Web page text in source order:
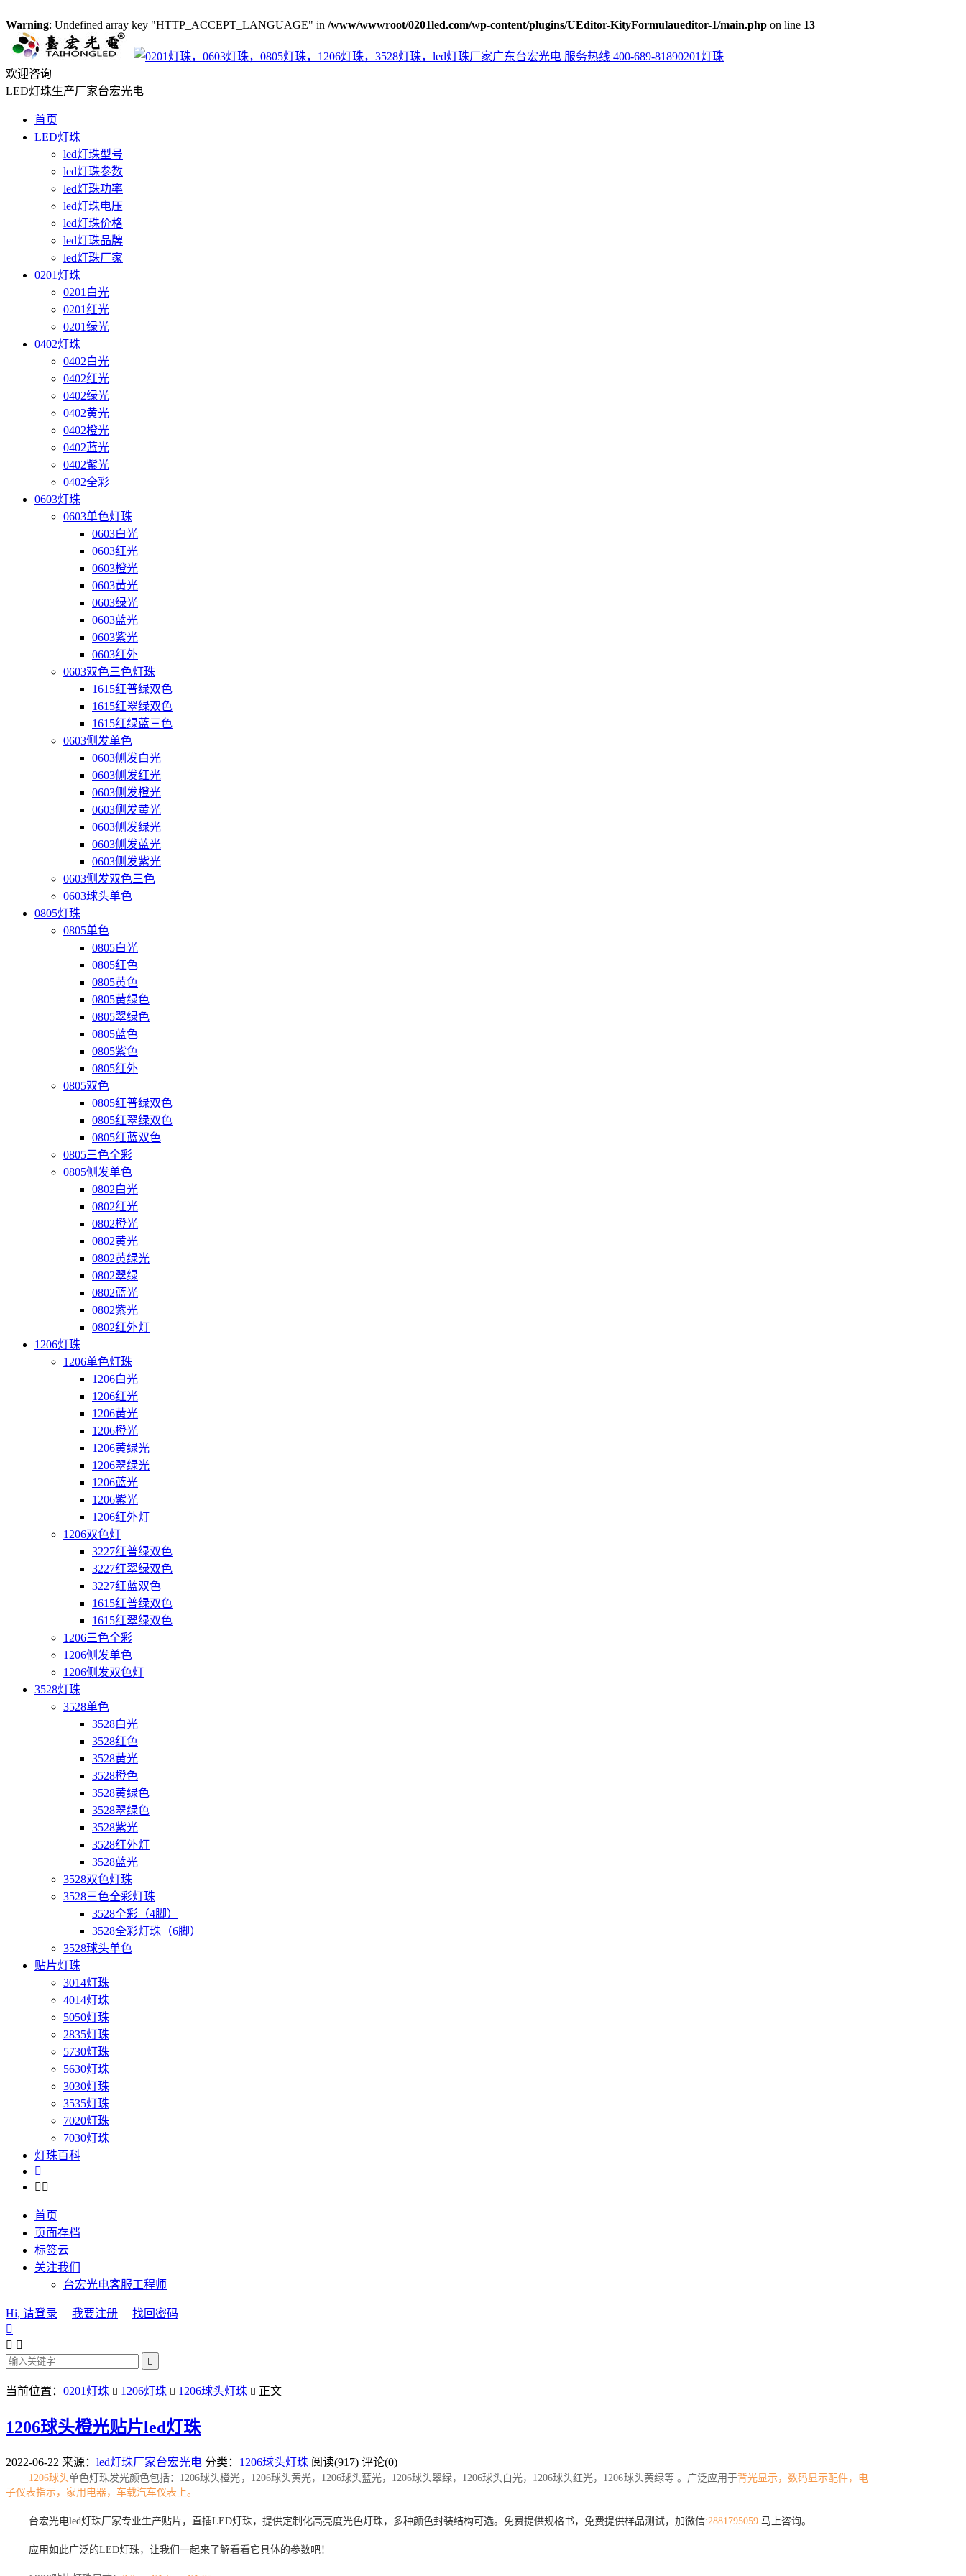
Warning: Undefined array key "HTTP_ACCEPT_LANGUAGE" in /www/wwwroot/0201led.com/wp-content/plugins/UEditor-KityFormulaueditor-1/main.php on line 13
0201灯珠
欢迎咨询
LED灯珠生产厂家台宏光电
首页
LED灯珠
led灯珠型号
led灯珠参数
led灯珠功率
led灯珠电压
led灯珠价格
led灯珠品牌
led灯珠厂家
0201灯珠
0201白光
0201红光
0201绿光
0402灯珠
0402白光
0402红光
0402绿光
0402黄光
0402橙光
0402蓝光
0402紫光
0402全彩
0603灯珠
0603单色灯珠
0603白光
0603红光
0603橙光
0603黄光
0603绿光
0603蓝光
0603紫光
0603红外
0603双色三色灯珠
1615红普绿双色
1615红翠绿双色
1615红绿蓝三色
0603侧发单色
0603侧发白光
0603侧发红光
0603侧发橙光
0603侧发黄光
0603侧发绿光
0603侧发蓝光
0603侧发紫光
0603侧发双色三色
0603球头单色
0805灯珠
0805单色
0805白光
0805红色
0805黄色
0805黄绿色
0805翠绿色
0805蓝色
0805紫色
0805红外
0805双色
0805红普绿双色
0805红翠绿双色
0805红蓝双色
0805三色全彩
0805侧发单色
0802白光
0802红光
0802橙光
0802黄光
0802黄绿光
0802翠绿
0802蓝光
0802紫光
0802红外灯
1206灯珠
1206单色灯珠
1206白光
1206红光
1206黄光
1206橙光
1206黄绿光
1206翠绿光
1206蓝光
1206紫光
1206红外灯
1206双色灯
3227红普绿双色
3227红翠绿双色
3227红蓝双色
1615红普绿双色
1615红翠绿双色
1206三色全彩
1206侧发单色
1206侧发双色灯
3528灯珠
3528单色
3528白光
3528红色
3528黄光
3528橙色
3528黄绿色
3528翠绿色
3528紫光
3528红外灯
3528蓝光
3528双色灯珠
3528三色全彩灯珠
3528全彩（4脚）
3528全彩灯珠（6脚）
3528球头单色
贴片灯珠
3014灯珠
4014灯珠
5050灯珠
2835灯珠
5730灯珠
5630灯珠
3030灯珠
3535灯珠
7020灯珠
7030灯珠
灯珠百科

 
首页
页面存档
标签云
关注我们
台宏光电客服工程师
Hi, 请登录 我要注册
找回密码

 

当前位置： 0201灯珠  1206灯珠  1206球头灯珠  正文
1206球头橙光贴片led灯珠
2022-06-22 来源： led灯珠厂家台宏光电 分类： 1206球头灯珠 阅读(917) 评论(0)
1206球头单色灯珠发光颜色包括：1206球头橙光，1206球头黄光，1206球头蓝光，1206球头翠绿，1206球头白光，1206球头红光，1206球头黄绿等 。 广泛应用于背光显示，数码显示配件，电
子仪表指示，家用电器，车载汽车仪表上。
台宏光电led灯珠厂家专业生产贴片，直插LED灯珠，提供定制化高亮度光色灯珠，多种颜色封装结构可选。免费提供规格书，免费提供样品测试，加微信:2881795059 马上咨询。
应用如此广泛的LED灯珠，让我们一起来了解看看它具体的参数吧！